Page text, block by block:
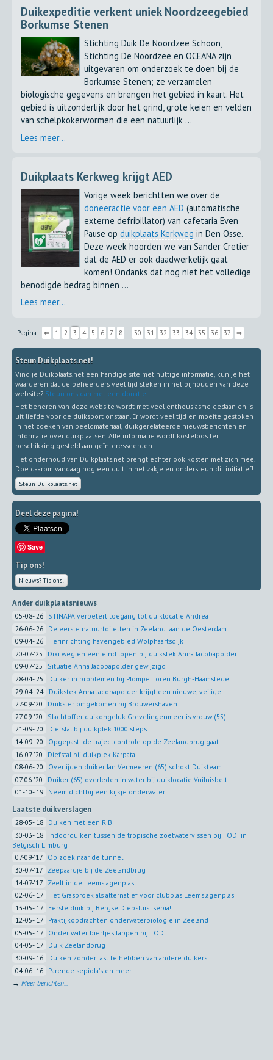
Duikexpeditie verkent uniek Noordzeegebied
Borkumse Stenen
Stichting Duik De Noordzee Schoon,
Stichting De Noordzee en OCEANA zijn
uitgevaren om onderzoek te doen bij de
Borkumse Stenen; ze verzamelen
biologische gegevens en brengen het gebied in kaart. Het
gebied is uitzonderlijk door het grind, grote keien en velden
van schelpkokerwormen die een natuurlijk ...
Lees meer...
Duikplaats Kerkweg krijgt AED
Vorige week berichtten we over de
doneeractie voor een AED (automatische
externe defribillator) van cafetaria Even
Pause opduikplaats Kerkweg in Den Osse.
Deze week hoorden we van Sander Cretier
dat de AED er ook daadwerkelijk gaat
komen! Ondanks dat nog niet het volledige
benodigde bedrag binnen ...
Lees meer...
Pagina: ⇐ 1 2 3 4 5 6 7 8 … 30 31 32 33 34 35 36 37 ⇒
Steun Duikplaats.net!
Vind je Duikplaats.net een handige site met nuttige informatie, kun je het
waarderen dat de beheerders veel tijd steken in het bijhouden van deze
website? Steun ons dan met een donatie!
Het beheren van deze website wordt met veel enthousiasme gedaan en is
uit liefde voor de duiksport onstaan. Er wordt veel tijd en moeite gestoken
in het zoeken van beeldmateriaal, duikgerelateerde nieuwsberichten en
informatie over duikplaatsen. Alle informatie wordt kosteloos ter
beschikking gesteld aan geïnteresseerden.
Het onderhoud van Duikplaats.net brengt echter ook kosten met zich mee.
Doe daarom vandaag nog een duit in het zakje en ondersteun dit initiatief!
Steun Duikplaats.net
Deel deze pagina!
Save
Tip ons!
Nieuws? Tip ons!
Ander duikplaatsnieuws
05-08-'26 STINAPA verbetert toegang tot duiklocatie Andrea II
26-06-'26 De eerste natuurtoiletten in Zeeland: aan de Oesterdam
09-04-'26 Herinrichting havengebied Wolphaartsdijk
20-07-'25
Dixi weg en een eind lopen bij duikstek Anna Jacobapolder: ...
09-07-'25
Situatie Anna Jacobapolder gewijzigd
28-04-'25
Duiker in problemen bij Plompe Toren Burgh-Haamstede
29-04-'24 ‘Duikstek Anna Jacobapolder krijgt een nieuwe, veilige ...
27-09-'20
Duikster omgekomen bij Brouwershaven
27-09-'20
Slachtoffer duikongeluk Grevelingenmeer is vrouw (55) ...
21-09-'20
Diefstal bij duikplek 1000 steps
14-09-'20
Opgepast: de trajectcontrole op de Zeelandbrug gaat ...
16-07-'20
Diefstal bij duikplek Karpata
08-06-'20
Overlijden duiker Jan Vermeeren (65) schokt Duikteam ...
07-06-'20
Duiker (65) overleden in water bij duiklocatie Vuilnisbelt
01-10-'19 Neem dichtbij een kijkje onderwater
Laatste duikverslagen
28-05-'18 Duiken met een RIB
30-03-'18 Indoorduiken tussen de tropische zoetwatervissen bij TODI in
Belgisch Limburg
07-09-'17 Op zoek naar de tunnel
30-07-'17 Zeepaardje bij de Zeelandbrug
14-07-'17 Zeelt in de Leemslagenplas
02-06-'17 Het Grasbroek als alternatief voor clubplas Leemslagenplas
13-05-'17 Eerste duik bij Bergse Diepsluis: sepia!
12-05-'17 Praktijkopdrachten onderwaterbiologie in Zeeland
05-05-'17 Onder water biertjes tappen bij TODI
04-05-'17 Duik Zeelandbrug
30-09-'16 Duiken zonder last te hebben van andere duikers
04-06-'16 Parende sepiola's en meer
→ Meer berichten...